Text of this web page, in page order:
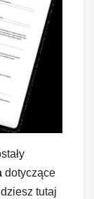
dotyczące
tutaj